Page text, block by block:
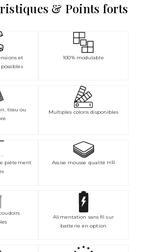
& Points forts
et
100% modulable
tissu ou
Multiples coloris disponibles
piètement
Assise mousse qualité HR
Alimentation sans fil sur
batterie en option